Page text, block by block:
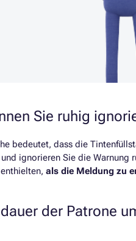
Sie ruhig
bedeutet, dass die
ignorieren Sie die Warnung
enthielten, als die Meldung zu
der Patrone